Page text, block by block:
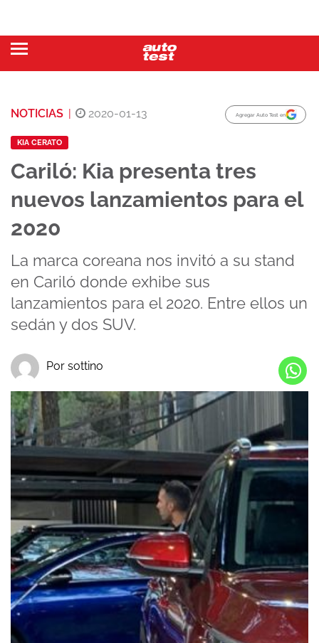
NOTICIAS | 2020-01-13 Agregar Auto Test en
KIA CERATO
Cariló: Kia presenta tres
nuevos lanzamientos para el
2020
La marca coreana nos invitó a su stand
en Cariló donde exhibe sus
lanzamientos para el 2020. Entre ellos un
sedán y dos SUV.
Por sottino